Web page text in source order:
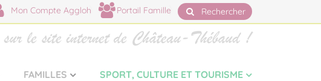
Mon Compte Aggloh Portail Famille Rechercher
FAMILLES SPORT, CULTURE ET TOURISME